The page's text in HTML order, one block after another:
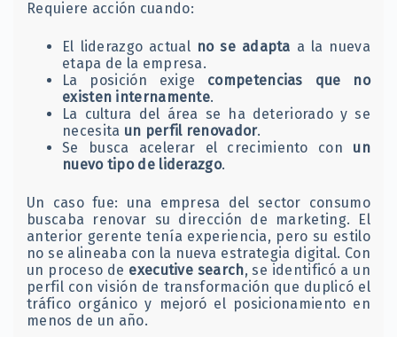
Requiere acción cuando:
El liderazgo actual no se adapta a la nueva
etapa de la empresa.
La posición exige competencias que no
existen internamente.
La cultura del área se ha deteriorado y se
necesita un perfil renovador.
Se busca acelerar el crecimiento con un
nuevo tipo de liderazgo.
Un caso fue: una empresa del sector consumo
buscaba renovar su dirección de marketing. El
anterior gerente tenía experiencia, pero su estilo
no se alineaba con la nueva estrategia digital. Con
un proceso de executive search, se identificó a un
perfil con visión de transformación que duplicó el
tráfico orgánico y mejoró el posicionamiento en
menos de un año.